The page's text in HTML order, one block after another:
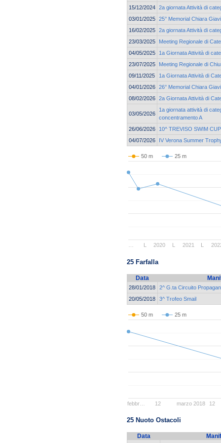
15/12/2024 2a giornata Attività di
03/01/2025 25° Memorial Chiara
16/02/2025 2a giornata Attività di
23/03/2025
Meeting Regionale di
04/05/2025
1a Giornata Attività di
23/07/2025
Meeting Regionale di
09/11/2025
1a Giornata Attività di
04/01/2026 26° Memorial Chiara
08/02/2026 2a Giornata Attività di
03/05/2026
1a giornata attività di
concentramento A
26/06/2026
10^ TREVISO SWIM CUP
04/07/2026
IV Verona Summer
50 m 25 m
2020 2021
25 Farfalla
Data
28/01/2018
2^ G.ta Circuito
20/05/2018
3^ Trofeo Smail
50 m 25 m
febbr… marzo 2018
12 12
25 Nuoto Ostacoli
Data